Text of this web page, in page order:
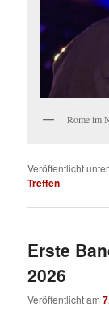
Rome im
Veröffentlicht unter
Treffen
Erste
2026
Veröffentlicht am